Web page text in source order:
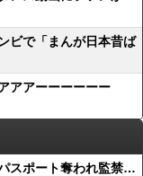
ビで「まんが日本昔ば
アアーーーーーー
スポート奪われ監禁…